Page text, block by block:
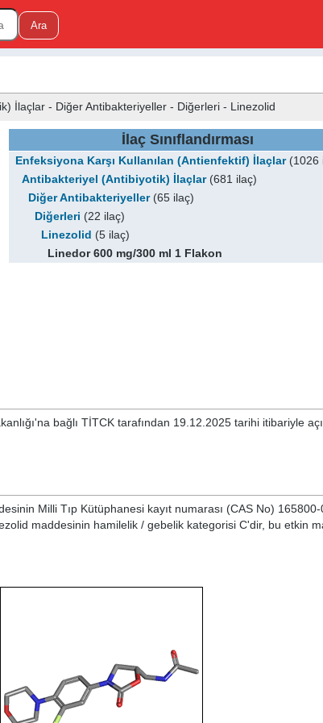
İlaçlar - Diğer Antibakteriyeller - Diğerleri - Linezolid
İlaç Sınıflandırması
Enfeksiyona Karşı Kullanılan (Antienfektif) İlaçlar(1026
Antibakteriyel (Antibiyotik) İlaçlar(681 ilaç)
Diğer Antibakteriyeller(65 ilaç)
Diğerleri (22 ilaç)
Linezolid (5 ilaç)
Linedor 600 mg/300 ml 1 Flakon
bağlı TİTCK tarafından 19.12.2025 tarihi itibariyle
Milli Tıp Kütüphanesi kayıt numarası (CAS No) 165800-
maddesinin hamilelik / gebelik kategorisi C'dir, bu etkin